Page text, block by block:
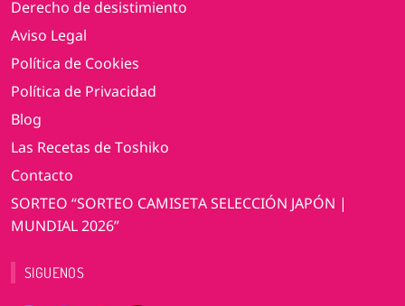
Derecho de desistimiento
Aviso Legal
Política de Cookies
Política de Privacidad
Blog
Las Recetas de Toshiko
Contacto
SORTEO “SORTEO CAMISETA SELECCIÓN JAPÓN |
MUNDIAL 2026”
SIGUENOS